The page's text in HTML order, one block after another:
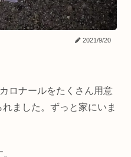
2021/9/20
ロナールをたくさん用意
ました。ずっと家にいま